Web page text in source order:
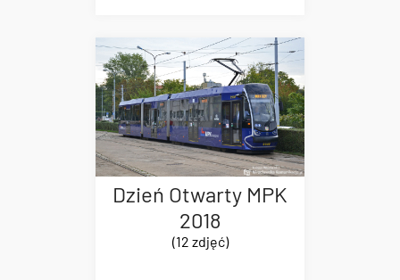
Dzień Otwarty MPK
2018
(12 zdjęć)